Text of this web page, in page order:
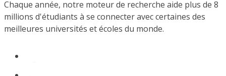
Chaque année, notre moteur de recherche aide plus de 8
millions d'étudiants à se connecter avec certaines des
meilleures universités et écoles du monde.